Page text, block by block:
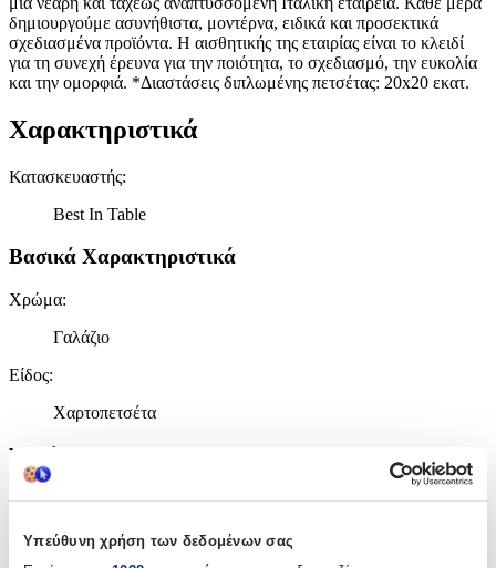
Υπεύθυνη χρήση των δεδομένων σας
δημιουργούμε ασυνήθιστα, μοντέρνα, ειδικά και προσεκτικά
σχεδιασμένα προϊόντα. Η αισθητικής της εταιρίας είναι το κλειδί
για τη συνεχή έρευνα για την ποιότητα, το σχεδιασμό, την ευκολία
και την ομορφιά. *Διαστάσεις διπλωμένης πετσέτας: 20x20 εκατ.
Χαρακτηριστικά
Κατασκευαστής:
Best In Table
Βασικά Χαρακτηριστικά
Χρώμα:
Γαλάζιο
Είδος:
Χαρτοπετσέτα
Ποσότητα
Πλήθος Χαρτοπετσετών:
50